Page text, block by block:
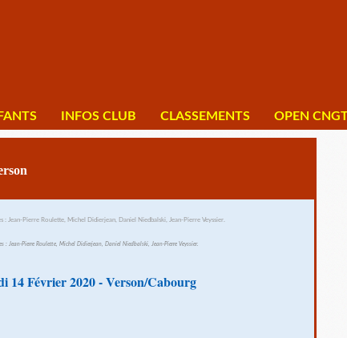
INFOS CLUB CLASSEMENTS OPEN
: Jean-Pierre Roulette, Michel Didierjean, Daniel Niedbalski, Jean-Pierre Veyssier.
14 Février 2020 - Verson/Cabourg
1 av